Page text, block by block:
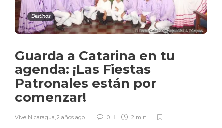
Destinos
Guarda a Catarina en tu
agenda: ¡Las Fiestas
Patronales están por
comenzar!
Vive Nicaragua 2 años ago 0 2 min